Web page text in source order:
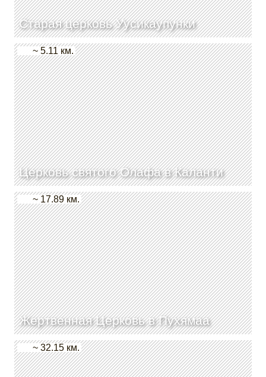
Старая церковь Уусикаупунки
Церковь святого Олафа в Каланти
~ 5.11 км.
Жертвенная Церковь в Пухямаа
~ 17.89 км.
~ 32.15 км.